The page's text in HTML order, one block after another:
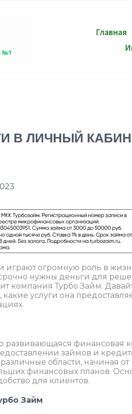
Главная
В ЛИЧНЫЙ
огромную роль в
нужны деньги для
компания Турбо Займ.
какие услуги она
развивающаяся финансовая
займов и
различные области, начиная
финансовых планов.
для клиентов.
Займ